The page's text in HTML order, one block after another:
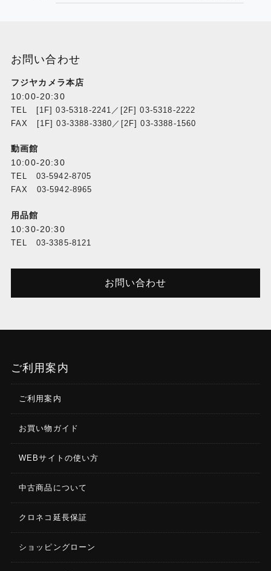
お問い合わせ
フジヤカメラ本店
10:00-20:30
TEL [1F] 03-5318-2241／[2F] 03-5318-2222
FAX [1F] 03-3388-3380／[2F] 03-3388-1560
動画館
10:00-20:30
TEL 03-5942-8705
FAX 03-5942-8965
用品館
10:30-20:30
TEL 03-3385-8121
お問い合わせ
ご利用案内
ご利用案内
お買い物ガイド
WEBサイトの使い方
中古商品について
クロネコ延長保証
ショッピングローン